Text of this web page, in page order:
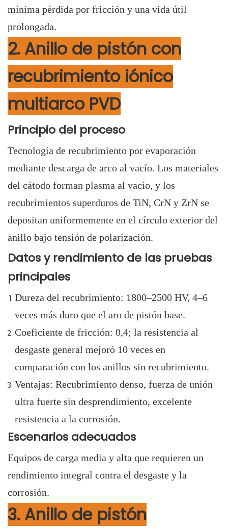
mínima pérdida por fricción y una vida útil
prolongada.
2. Anillo de pistón con
recubrimiento iónico
multiarco PVD
Principio del proceso
Tecnología de recubrimiento por evaporación
mediante descarga de arco al vacío. Los materiales
del cátodo forman plasma al vacío, y los
recubrimientos superduros de TiN, CrN y ZrN se
depositan uniformemente en el círculo exterior del
anillo bajo tensión de polarización.
Datos y rendimiento de las pruebas
principales
Dureza del recubrimiento: 1800–2500 HV, 4–6
veces más duro que el aro de pistón base.
Coeficiente de fricción: 0,4; la resistencia al
desgaste general mejoró 10 veces en
comparación con los anillos sin recubrimiento.
Ventajas: Recubrimiento denso, fuerza de unión
ultra fuerte sin desprendimiento, excelente
resistencia a la corrosión.
Escenarios adecuados
Equipos de carga media y alta que requieren un
rendimiento integral contra el desgaste y la
corrosión.
3. Anillo de pistón